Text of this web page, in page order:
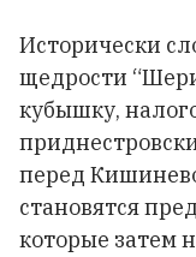
Исторически
щедрости
кубышку,
перед
становятся
которые затем